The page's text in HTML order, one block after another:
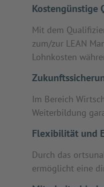
Kostengünstige
Mit dem
zum/zur LEAN
Lohnkosten
Im Bereich
Weiterbildung
Flexibilität und
Durch das
ermöglicht eine